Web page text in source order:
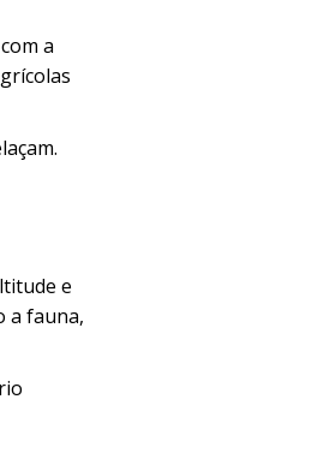
a
e
a fauna,